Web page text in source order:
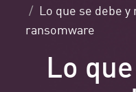
Lo que se debe
ransomware
Lo